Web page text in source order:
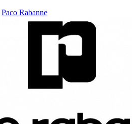
Paco Rabanne